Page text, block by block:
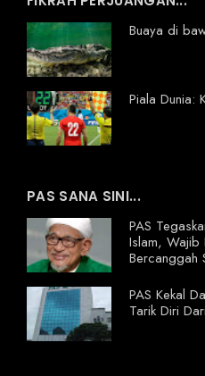
Buaya di
Piala Dunia:
PAS SANA SINI...
PAS
Islam, Wajib
Bercanggah
PAS Kekal
Tarik Diri